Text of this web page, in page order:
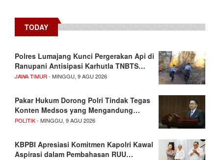
TODAY
Polres Lumajang Kunci Pergerakan Api di
Ranupani Antisipasi Karhutla TNBTS…
JAWA TIMUR- MINGGU, 9 AGU 2026
Pakar Hukum Dorong Polri Tindak Tegas
Konten Medsos yang Mengandung…
POLITIK- MINGGU, 9 AGU 2026
KBPBI Apresiasi Komitmen Kapolri Kawal
Aspirasi dalam Pembahasan RUU…